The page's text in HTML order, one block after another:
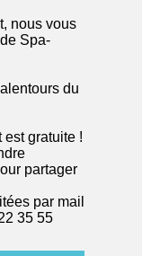
nous vous
Spa-
du
est gratuite !
partager
par mail
35 55